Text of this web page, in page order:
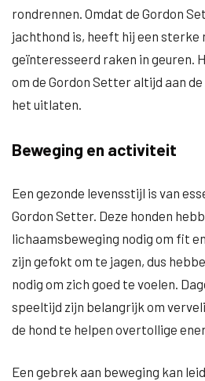
rondrennen. Omdat de Gordon
jachthond is, heeft hij een sterke
geïnteresseerd raken in geuren.
om de Gordon Setter altijd aan
het uitlaten.
Beweging en activiteit
Een gezonde levensstijl is van
Gordon Setter. Deze honden
lichaamsbeweging nodig om fit
zijn gefokt om te jagen, dus
nodig om zich goed te voelen.
speeltijd zijn belangrijk om
de hond te helpen overtollige
Een gebrek aan beweging kan